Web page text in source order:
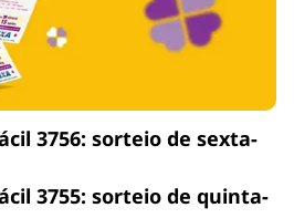
3756: sorteio de sexta-
3755: sorteio de quinta-